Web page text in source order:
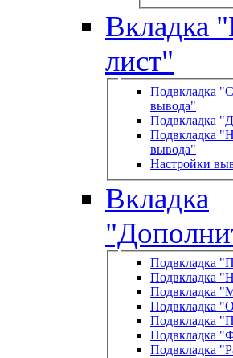
Вкладка
лист"
Подвкладка
вывода"
Подвкладка
Подвкладка
вывода"
Настройки
Вкладка
Подвкладка
Подвкладка
Подвкладка
Подвкладка
Подвкладка
Подвкладка
Подвкладка